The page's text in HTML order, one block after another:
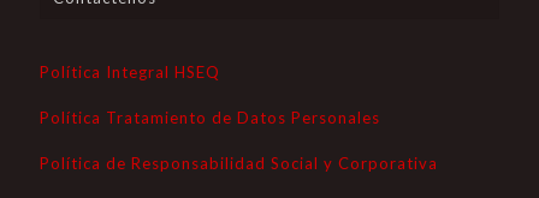
Política Integral HSEQ
Política Tratamiento de Datos Personales
Política de Responsabilidad Social y Corporativa